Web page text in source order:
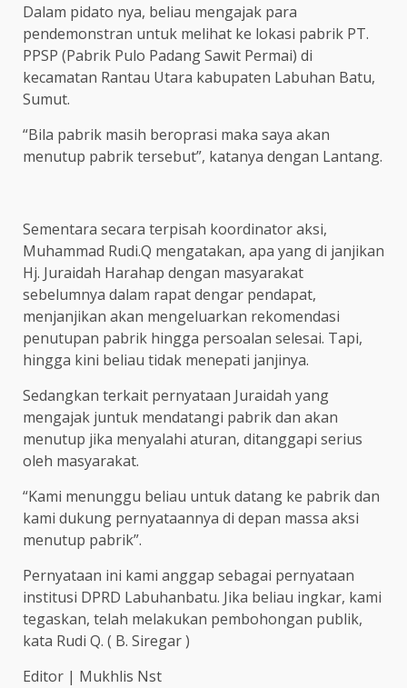
Dalam pidato nya, beliau mengajak para
pendemonstran untuk melihat ke lokasi pabrik PT.
PPSP (Pabrik Pulo Padang Sawit Permai) di
kecamatan Rantau Utara kabupaten Labuhan Batu,
Sumut.
“Bila pabrik masih beroprasi maka saya akan
menutup pabrik tersebut”, katanya dengan Lantang.
Sementara secara terpisah koordinator aksi,
Muhammad Rudi.Q mengatakan, apa yang di janjikan
Hj. Juraidah Harahap dengan masyarakat
sebelumnya dalam rapat dengar pendapat,
menjanjikan akan mengeluarkan rekomendasi
penutupan pabrik hingga persoalan selesai. Tapi,
hingga kini beliau tidak menepati janjinya.
Sedangkan terkait pernyataan Juraidah yang
mengajak juntuk mendatangi pabrik dan akan
menutup jika menyalahi aturan, ditanggapi serius
oleh masyarakat.
“Kami menunggu beliau untuk datang ke pabrik dan
kami dukung pernyataannya di depan massa aksi
menutup pabrik”.
Pernyataan ini kami anggap sebagai pernyataan
institusi DPRD Labuhanbatu. Jika beliau ingkar, kami
tegaskan, telah melakukan pembohongan publik,
kata Rudi Q. ( B. Siregar )
Editor | Mukhlis Nst